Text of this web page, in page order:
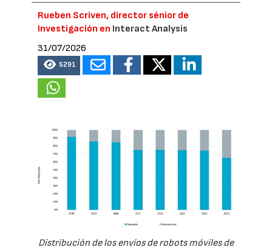
Rueben Scriven, director sénior de
Investigación en Interact Analysis
31/07/2026
5291
Distribución de los envíos de robots móviles de